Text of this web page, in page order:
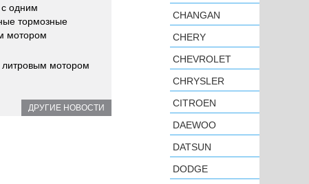
с одним
тормозные
мотором
мотором
ДРУГИЕ НОВОСТИ
CHANGAN
CHERY
CHEVROLET
CHRYSLER
CITROEN
DAEWOO
DATSUN
DODGE